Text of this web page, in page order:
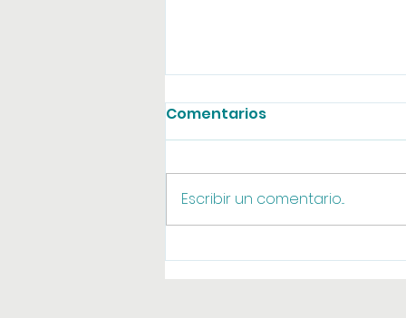
Agosto online
Comentarios
Escribir un comentario...